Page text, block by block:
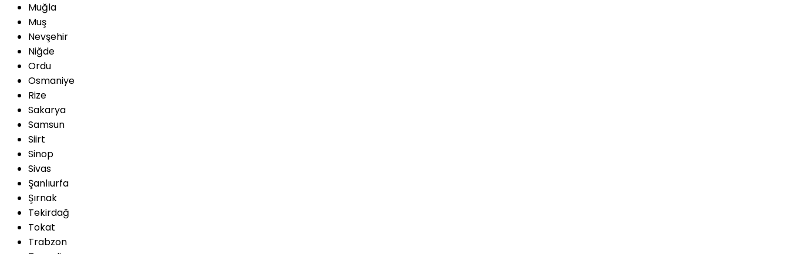
Muğla
Muş
Nevşehir
Niğde
Ordu
Osmaniye
Rize
Sakarya
Samsun
Siirt
Sinop
Sivas
Şanlıurfa
Şırnak
Tekirdağ
Tokat
Trabzon